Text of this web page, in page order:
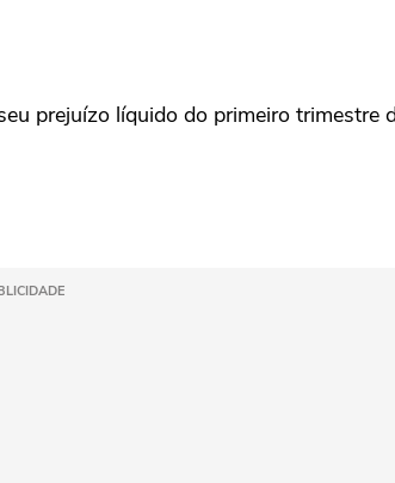
prejuízo líquido do primeiro